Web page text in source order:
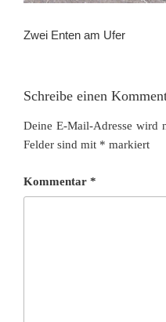
Zwei Enten am Ufer
Schreibe einen
Deine E-Mail-Adresse wird
Felder sind mit * markiert
Kommentar *